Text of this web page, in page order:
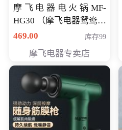
摩飞电器电火锅MF-
HG30 （摩飞电器鸳鸯锅
MF-HG30 ） 会员专享价
469.00 库存99
摩飞电器专卖店